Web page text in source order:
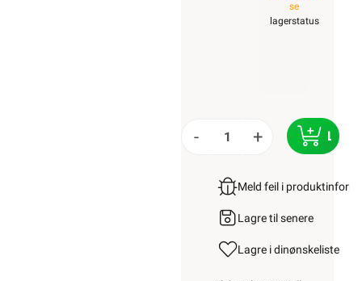
se
lagerstatus
- +
Meld feil i
Lagre til senere
Lagre i dinønskeliste